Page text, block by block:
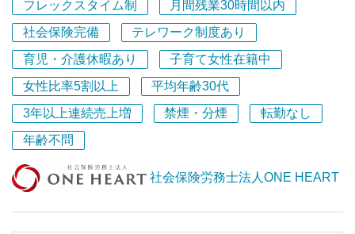
社会保険労務士法人ONE HEARTは2021年設立、メンバ
ーは代表を含めて10名の走り出しの事務所です。業績好調
により一緒に働くメンバーを募集しています！
【日本一生産性の高い社労士法人を目指しています】
働き方改革の流れの中で「いかに効率良く働くか」が重視
されるようになりました。それは社会保険労務士でも同じ
ことです。非効率な環境で業務や作業に追われるのではな
フレックスタイム制
月間残業30時間以内
社会保険完備
テレワーク制度あり
育児・介護休暇あり
子育て女性在籍中
女性比率5割以上
平均年齢30代
3年以上連続売上増
禁煙・分煙
転勤なし
年齢不問
社会保険労務士法人ONE HEART